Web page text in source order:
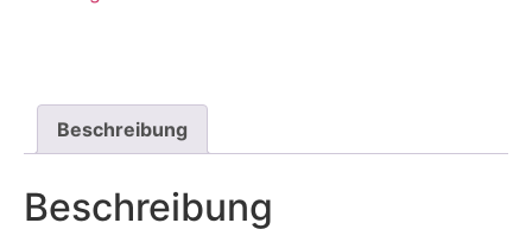
Beschreibung
Beschreibung